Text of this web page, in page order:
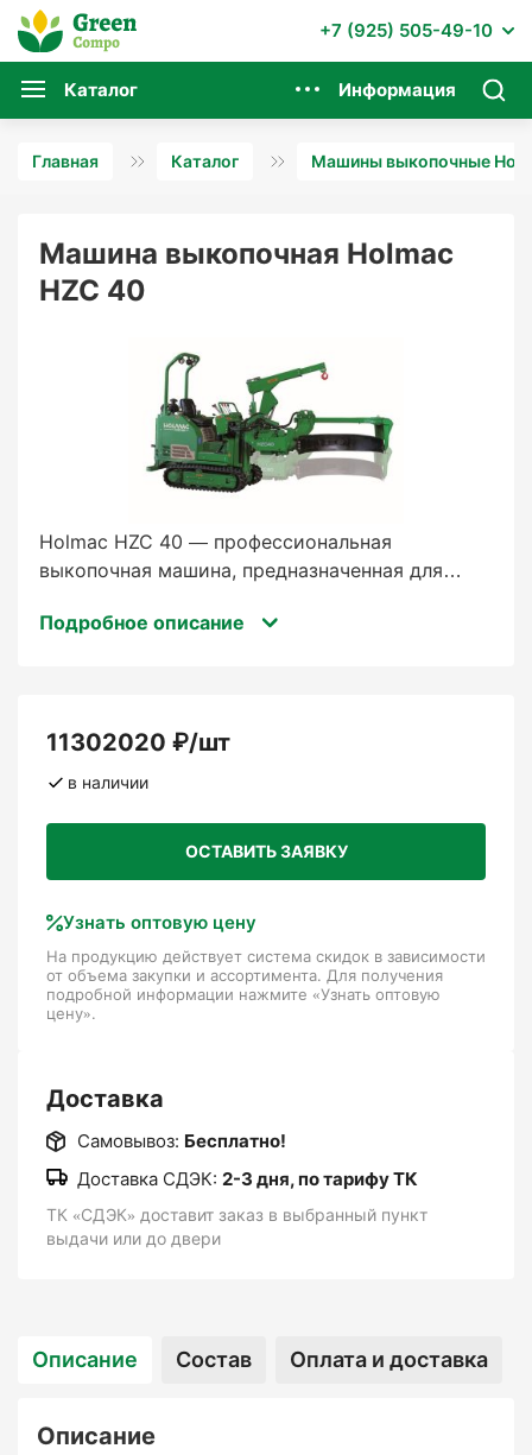
+7 (925) 505-49-10
Каталог Информация
Главная Каталог Машины выкопочные
Машина выкопочная Holmac
HZC 40
Holmac HZC 40 — профессиональная
выкопочная машина, предназначенная для
Она рассчитана на работу с крупными
вертикального подъёма, регулируемыми
эффективной и комфортной в эксплуатации.
Основные характеристики
• Диаметр корневого кома: 40–140 см
• Двигатель: 4-цилиндровый дизель, объём
около 2,4 л
• Ширина машины: 106 см (закрытые гусеницы)
/ 144 см (открытые)
• Высота: около 238 см
• Вес: около 2370 кг
• Вертикальный подъём кома, виброзащита
оператора, усиленная конструкция
выкопкой. Модель сочетает высокую
удобство для оператора, обеспечивая точную
Подробное описание
11302020 ₽/шт
в наличии
ОСТАВИТЬ ЗАЯВКУ
Узнать оптовую цену
На продукцию действует система скидок в зависимости
от объема закупки и ассортимента. Для получения
подробной информации нажмите «Узнать оптовую
цену».
Доставка
Самовывоз: Бесплатно!
Доставка СДЭК: 2-3 дня, по тарифу ТК
ТК «СДЭК» доставит заказ в выбранный пункт
выдачи или до двери
Описание Состав Оплата и доставка
Описание